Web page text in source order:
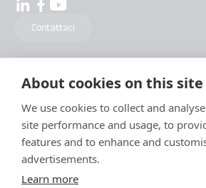
About cookies on this site
We use cookies to collect and
site performance and usage, to
features and to enhance and
advertisements.
Learn more
Contattaci